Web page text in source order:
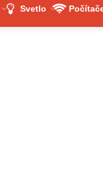
Svetlo